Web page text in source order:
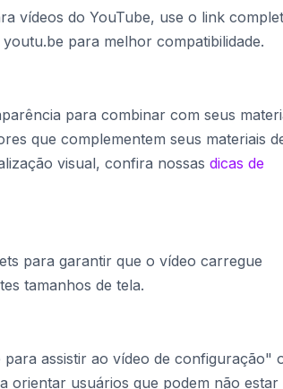
vídeos do YouTube, use o link
para melhor compatibilidade.
para combinar com seus
que complementem seus materiais
visual, confira nossas dicas de
para garantir que o vídeo carregue
tamanhos de tela.
assistir ao vídeo de configuração"
orientar usuários que podem não estar